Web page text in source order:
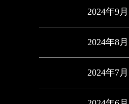
2024年9月
2024年8月
2024年7月